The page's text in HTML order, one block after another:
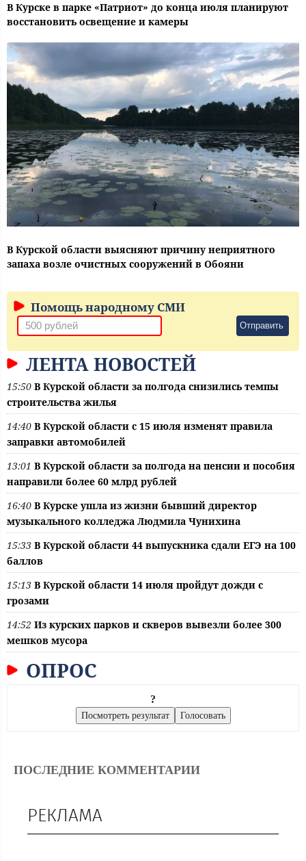
В Курске в парке «Патриот» до конца июля планируют
восстановить освещение и камеры
В Курской области выясняют причину неприятного
запаха возле очистных сооружений в Обояни
Помощь народному СМИ
Отправить
ЛЕНТА НОВОСТЕЙ
15:50 В Курской области за полгода снизились темпы
строительства жилья
14:40 В Курской области с 15 июля изменят правила
заправки автомобилей
13:01 В Курской области за полгода на пенсии и пособия
направили более 60 млрд рублей
16:40 В Курске ушла из жизни бывший директор
музыкального колледжа Людмила Чунихина
15:33 В Курской области 44 выпускника сдали ЕГЭ на 100
баллов
15:13 В Курской области 14 июля пройдут дожди с
грозами
14:52 Из курских парков и скверов вывезли более 300
мешков мусора
ОПРОС
?
ПОСЛЕДНИЕ КОММЕНТАРИИ
РЕКЛАМА